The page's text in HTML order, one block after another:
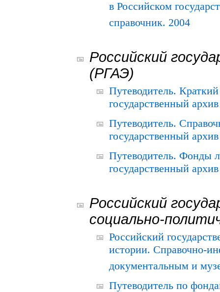
в Российском
справочник. 2004
Российский
(РГАЭ)
Путеводитель.
государственный
Путеводитель.
государственный
Путеводитель. Фонды
государственный
Российский
социально-
Российский
истории. Справочно-
документальным и
Путеводитель по